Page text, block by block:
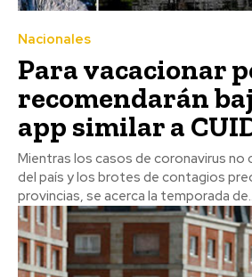
Nacionales
Para vacacionar
recomendarán
app similar a
Mientras los casos de coronavirus no
del país y los brotes de contagios
provincias, se acerca la temporada